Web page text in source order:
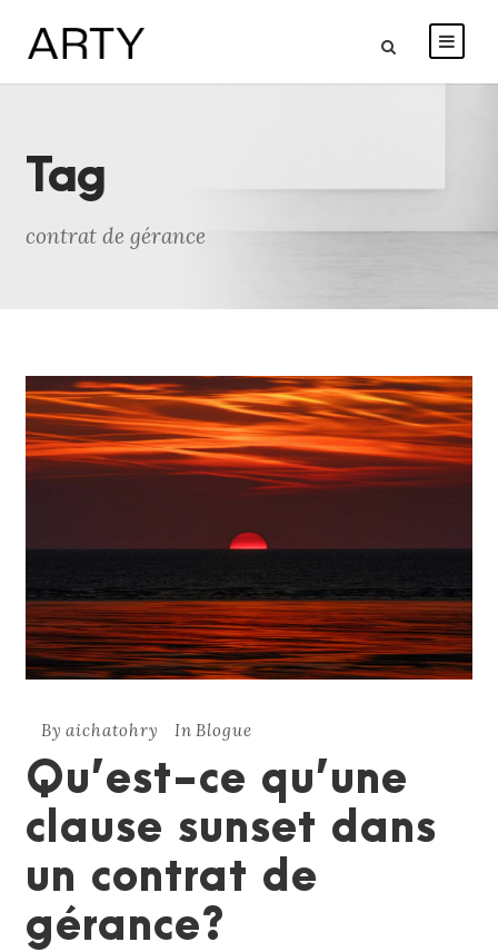
Tag
contrat de gérance
By aichatohry In Blogue
Qu’est-ce qu’une
clause sunset dans
un contrat de
gérance?